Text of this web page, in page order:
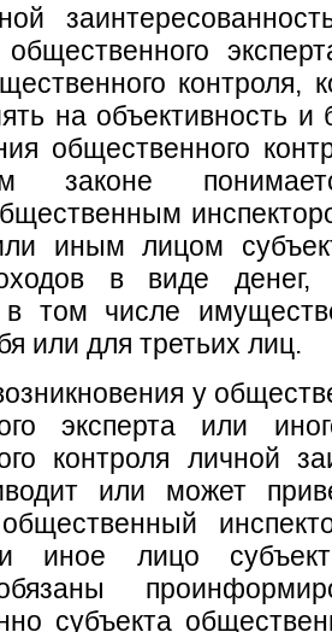
общественного
контроля,
на объективность и
общественного
законе
иным лицом
в виде денег,
в том числе
или для третьих лиц.
у
эксперта или
контроля личной
или может
иное лицо
субъекта